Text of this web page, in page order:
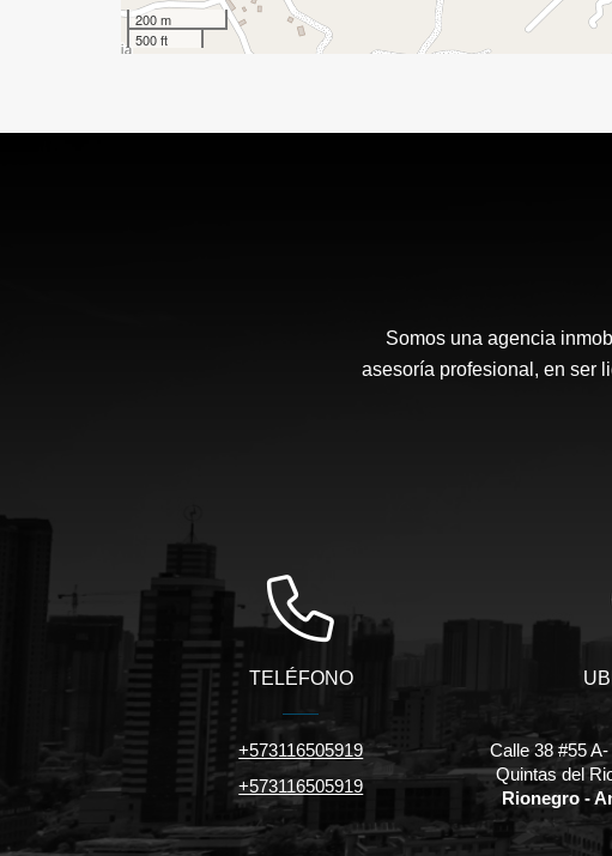
200 m
500 ft
Somos una agencia
asesoría profesional, en ser
TELÉFONO
+573116505919
+573116505919
Calle 38 #55
Quintas del
Rionegro -